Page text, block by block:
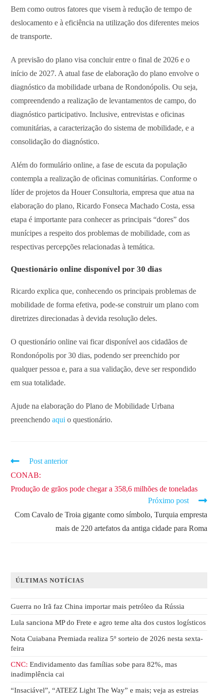
Bem como outros fatores que visem à redução de tempo de
deslocamento e à eficiência na utilização dos diferentes meios
de transporte.
A previsão do plano visa concluir entre o final de 2026 e o
início de 2027. A atual fase de elaboração do plano envolve o
diagnóstico da mobilidade urbana de Rondonópolis. Ou seja,
compreendendo a realização de levantamentos de campo, do
diagnóstico participativo. Inclusive, entrevistas e oficinas
comunitárias, a caracterização do sistema de mobilidade, e a
consolidação do diagnóstico.
Além do formulário online, a fase de escuta da população
contempla a realização de oficinas comunitárias. Conforme o
líder de projetos da Houer Consultoria, empresa que atua na
elaboração do plano, Ricardo Fonseca Machado Costa, essa
etapa é importante para conhecer as principais “dores” dos
munícipes a respeito dos problemas de mobilidade, com as
respectivas percepções relacionadas à temática.
Questionário online disponível por 30 dias
Ricardo explica que, conhecendo os principais problemas de
mobilidade de forma efetiva, pode-se construir um plano com
diretrizes direcionadas à devida resolução deles.
O questionário online vai ficar disponível aos cidadãos de
Rondonópolis por 30 dias, podendo ser preenchido por
qualquer pessoa e, para a sua validação, deve ser respondido
em sua totalidade.
Ajude na elaboração do Plano de Mobilidade Urbana
preenchendoaqui o questionário.
Post anterior
CONAB:
Produção de grãos pode chegar a 358,6 milhões de toneladas
Próximo post
Com Cavalo de Troia gigante como símbolo, Turquia empresta
mais de 220 artefatos da antiga cidade para Roma
ÚLTIMAS NOTÍCIAS
Guerra no Irã faz China importar mais petróleo da Rússia
Lula sanciona MP do Frete e agro teme alta dos custos logísticos
Nota Cuiabana Premiada realiza 5º sorteio de 2026 nesta sexta-
feira
CNC: Endividamento das famílias sobe para 82%, mas
inadimplência cai
“Insaciável”, “ATEEZ Light The Way” e mais; veja as estreias